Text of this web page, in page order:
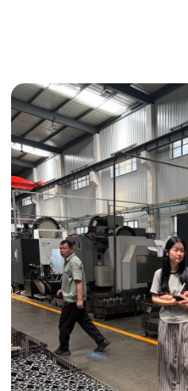
ИНДИВИДУАЛЬНЫЕ УСЛУГИ
Выгодные условия
Сертификация грузов
Консолидация грузов
Сопровождение грузов
Таможенное оформление
Страхование груза
Временное хранение
Организация производства
Проверка качества товара
Оплата и переговоры
с поставщиком
Инспекция поставщика
Товары для маркетплейсов
Получить консультацию